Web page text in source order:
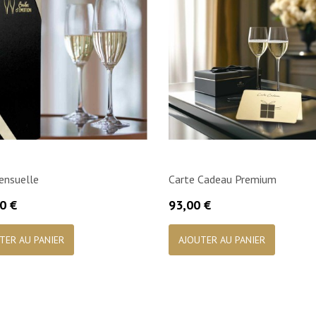

€
AU PANIER
Carte Cadeau Premium
Prix
93,00 €
AJOUTER AU PANIER